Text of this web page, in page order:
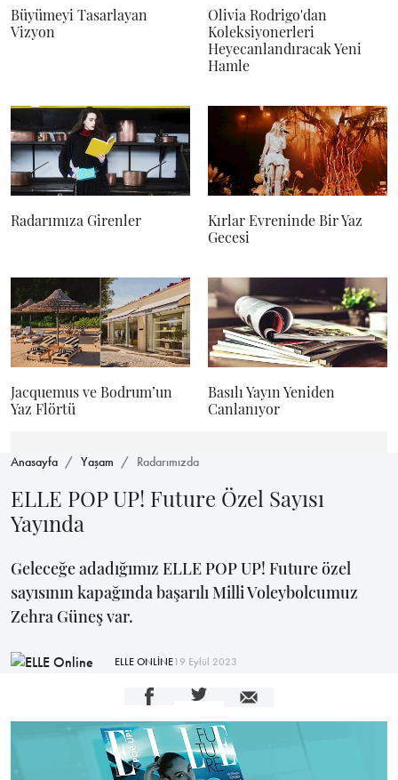
Büyümeyi Tasarlayan
Vizyon
Olivia Rodrigo'dan
Koleksiyonerleri
Heyecanlandıracak Yeni
Hamle
Radarımıza Girenler
Kırlar Evreninde Bir Yaz
Gecesi
Jacquemus ve Bodrum’un
Yaz Flörtü
Basılı Yayın Yeniden
Canlanıyor
Anasayfa Yaşam Radarımızda
ELLE POP UP! Future Özel Sayısı
Yayında
Geleceğe adadığımız ELLE POP UP! Future özel
sayısının kapağında başarılı Milli Voleybolcumuz
Zehra Güneş var.
ELLE ONLİNE19 Eylül 2023